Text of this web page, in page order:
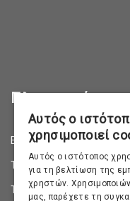
Πληροφορίες
Επικοινωνία
Τρόποι Αποστολής
Τρόποι Πληρωμής
Αυτός ο
χρησιμοποιεί
Αυτός ο ιστότοπος
για τη βελτίωση της
χρηστών.
μας, παρέχετε τη